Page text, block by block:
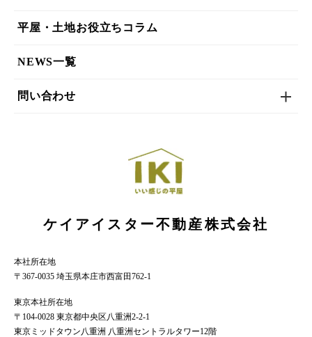
平屋・土地お役立ちコラム
NEWS一覧
ケイアイスター不動産株式会社
本社所在地
〒367-0035 埼玉県本庄市西富田762-1
東京本社所在地
〒104-0028 東京都中央区八重洲2-2-1
東京ミッドタウン八重洲 八重洲セントラルタワー12階
問い合わせ